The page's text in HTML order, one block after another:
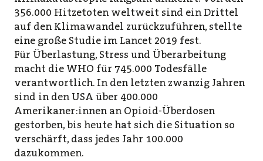
356.000 Hitzetoten weltweit sind ein Drittel
auf den Klimawandel zurückzuführen, stellte
eine große Studie im Lancet 2019 fest.
Für Überlastung, Stress und Überarbeitung
macht die WHO für 745.000 Todesfälle
verantwortlich. In den letzten zwanzig Jahren
sind in den USA über 400.000
Amerikaner:innen an Opioid-Überdosen
gestorben, bis heute hat sich die Situation so
verschärft, dass jedes Jahr 100.000
dazukommen.